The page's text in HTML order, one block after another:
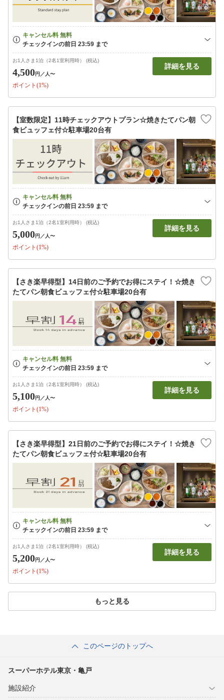
お1人さま1泊（2名1室利用時） (税込)
4,500円 ／人〜
ポイント(1%)
詳細を見る
【室数限定】11時チェックアウトプラン☆焼きたてパン朝
食ビュッフェ付☆駐車場20台有
お1人さま1泊（2名1室利用時） (税込)
5,000円 ／人〜
ポイント(1%)
詳細を見る
【さき楽早得型】14日前のご予約でお得にステイ！☆焼き
たてパン朝食ビュッフェ付☆駐車場20台有
お1人さま1泊（2名1室利用時） (税込)
5,100円 ／人〜
ポイント(1%)
詳細を見る
【さき楽早得型】21日前のご予約でお得にステイ！☆焼き
たてパン朝食ビュッフェ付☆駐車場20台有
お1人さま1泊（2名1室利用時） (税込)
5,200円 ／人〜
ポイント(1%)
詳細を見る
もっと見る
このページのトップへ
スーパーホテル東京・亀戸
施設紹介